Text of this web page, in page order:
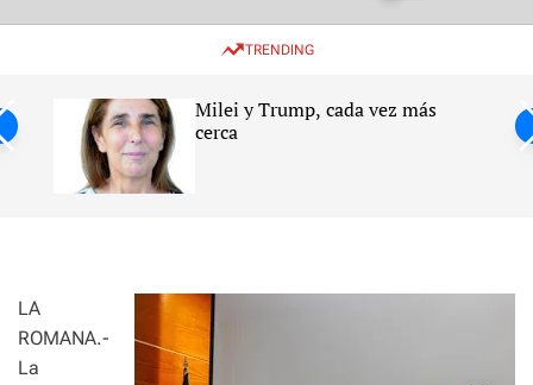
c
TRENDING
Milei y Trump, cada vez más
cerca
LA
ROMANA.-
La